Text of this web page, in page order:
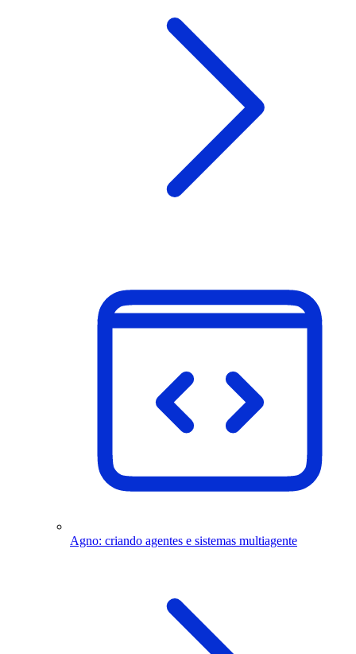
Agno: criando agentes e sistemas multiagente